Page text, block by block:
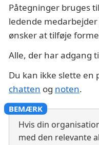
Påtegninger bruges
ledende
ønsker at tilføje
Alle, der har adgang
Du kan ikke slette
chatten og noten.
Hvis din
med den relevante